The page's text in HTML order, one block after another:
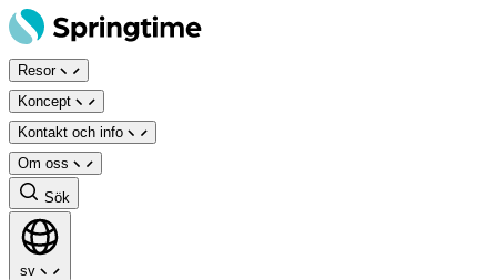
Hoppa
till
innehåll
Resor
Koncept
Kontakt och info
Om oss
Sök
sv